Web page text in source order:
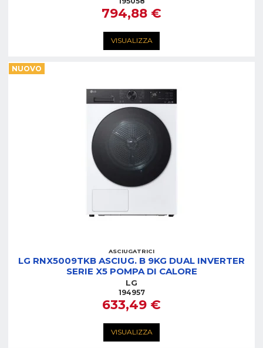
794,88 €
VISUALIZZA
NUOVO
ASCIUGATRICI
LG RNX5009TKB ASCIUG. B 9KG DUAL INVERTER
SERIE X5 POMPA DI CALORE
LG
194957
633,49 €
VISUALIZZA